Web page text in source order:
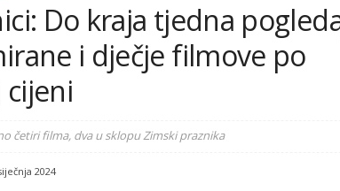
Do kraja tjedna
i dječje filmove po
četiri filma, dva u sklopu Zimski praznika
2024